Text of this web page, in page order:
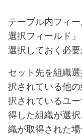
テーブル内フィ
選択フィールド
選択しておく必要
セット先を組織
択されている他
択されているユ
得した組織が選
織が取得された場